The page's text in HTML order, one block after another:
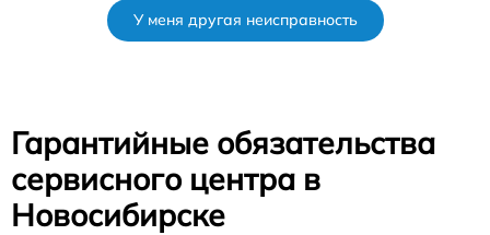
У меня другая неисправность
Гарантийные обязательства
сервисного центра в
Новосибирске